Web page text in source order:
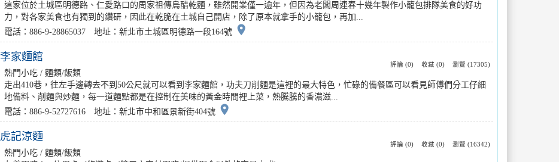
這家位於土城區明德路、仁愛路口的周家祖傳烏醋乾麵，雖然開業僅一逾年，但因為老闆周連春十幾年製作小籠包排隊美食的好功
力，對各家美食也有獨到的鑽研，因此在乾脆在土城自己開店，除了原本就拿手的小籠包，再加...
電話：886-9-28865037 地址：新北市土城區明德路一段164號 place
評論 (0) 收藏 (0) 瀏覽 (17305)
李家麵館
熱門小吃 / 麵類/飯類
走出410巷，往左手邊轉去不到50公尺就可以看到李家麵館，功夫刀削麵是這裡的最大特色，忙碌的備餐區可以看見師傅們分工仔細
地備料、削麵與炒麵，每一道麵點都是在控制在美味的黃金時間裡上菜，熱騰騰的香濃滋...
電話：886-9-52727616 地址：新北市中和區景新街404號 place
評論 (0) 收藏 (0) 瀏覽 (16342)
虎記涼麵
熱門小吃 / 麵類/飯類